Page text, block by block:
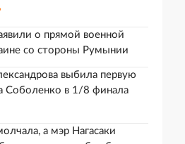
о прямой военной
со стороны Румынии
выбила первую
Соболенко в 1/8 финала
а мэр Нагасаки